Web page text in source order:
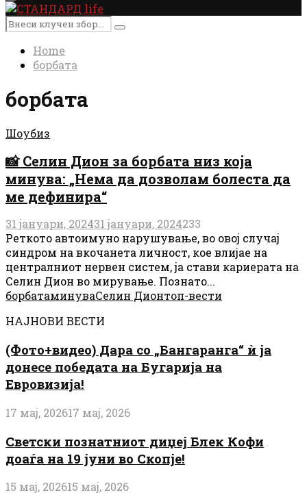
Primary
Menu
Search
for:
Search
Home
борбата
борбата
Шоубиз
📸 Селин Дион за борбата низ која
минува: „Нема да дозволам болеста да
ме дефинира“
31 јануари, 202431 јануари, 2024233
Реткото автоимуно нарушување, во овој случај
синдром на вкочанета личност, кое влијае на
централниот нервен систем, ја стави кариерата на
Селин Дион во мирување. Познато...
борбатаминуваСелин Дионтоп-вести
НАЈНОВИ ВЕСТИ
(Фото+видео) Дара со „Бангаранга“ ѝ ја
донесе победата на Бугарија на
Евровизија!
17 мај, 202617 мај, 2026
Светски познатниот диџеј Блек Кофи
доаѓа на 19 јуни во Скопје!
15 мај, 202615 мај, 2026